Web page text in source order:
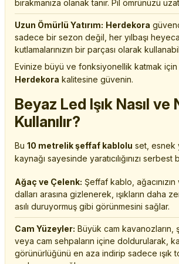
bırakmanıza olanak tanır. Pil ömrünüzü
Uzun Ömürlü Yatırım: Herdekora
sadece bir sezon değil, her yılbaşı
kutlamalarınızın bir parçası olarak
Evinize büyü ve fonksiyonellik katmak için
Herdekora kalitesine güvenin.
Beyaz Led Işık Nasıl
Kullanılır?
Bu 10 metrelik şeffaf kablolu set, esnek
kaynağı sayesinde yaratıcılığınızı serbest
Ağaç ve Çelenk: Şeffaf kablo,
dalları arasına gizlenerek, ışıkların daha
asılı duruyormuş gibi görünmesini sağlar.
Cam Yüzeyler: Büyük cam kavanozların,
veya cam sehpaların içine doldurularak,
görünürlüğünü en aza indirip sadece ışık